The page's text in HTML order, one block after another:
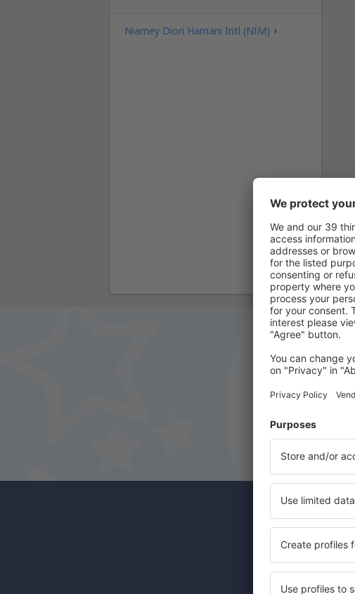
Niamey Diori Hamani Intl (NIM)